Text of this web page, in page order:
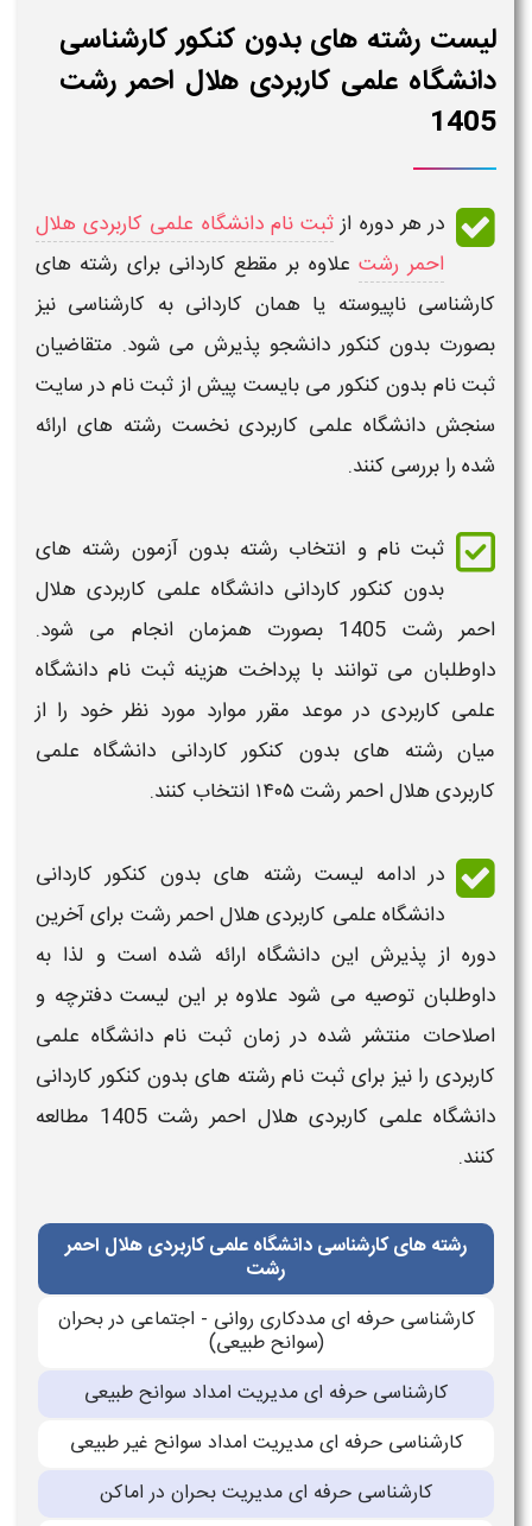
لیست رشته های بدون کنکور کارشناسی
دانشگاه علمی کاربردی هلال احمر رشت
1405
در هر دوره ازثبت نام دانشگاه علمی کاربردی هلال
احمر رشت علاوه بر مقطع کاردانی برای رشته های
کارشناسی ناپیوسته یا همان کاردانی به کارشناسی نیز
بصورت بدون کنکوردانشجو پذیرش می شود. متقاضیان
ثبت نام بدون کنکور می بایست پیش ازثبت نام درسایت
سنجش دانشگاه علمی کاربردینخست رشته های ارائه
شده را بررسی کنند.
ثبت نام و انتخاب رشته بدون آزمون رشته های
بدون کنکور کاردانی دانشگاه علمی کاربردی هلال
احمر رشت 1405 بصورت همزمان انجام می شود.
داوطلبان می توانند با پرداخت هزینه ثبت نام دانشگاه
علمی کاربردی در موعد مقرر موارد مورد نظر خود را از
میان رشته های بدون کنکور کاردانی دانشگاه علمی
کاربردی هلال احمر رشت ۱۴۰۵ انتخاب کنند.
در ادامهلیست رشته های بدون کنکور کاردانی
دانشگاه علمی کاربردی هلال احمر رشت برای آخرین
دوره از پذیرش ایندانشگاهارائه شده است و لذا به
داوطلبان توصیه می شود علاوه بر این لیستدفترچه و
اصلاحات منتشر شده در زمان ثبت نام دانشگاه علمی
کاربردیرا نیز برای ثبت نام رشته های بدون کنکور کاردانی
دانشگاه علمی کاربردی هلال احمر رشت 1405 مطالعه
کنند.
رشته های کارشناسی دانشگاه علمی کاربردی هلال احمر
رشت
کارشناسی حرفه ای مددکاری روانی - اجتماعی در بحران
(سوانح طبیعی)
کارشناسی حرفه ای مدیریت امداد سوانح طبیعی
کارشناسی حرفه ای مدیریت امداد سوانح غیر طبیعی
کارشناسی حرفه ای مدیریت بحران در اماکن